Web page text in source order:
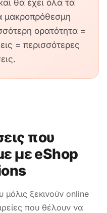
θα έχει όλα τα
μακροπρόθεσμη
ορατότητα =
= περισσότερες
που
με eShop
μόλις ξεκινούν online
που θέλουν να